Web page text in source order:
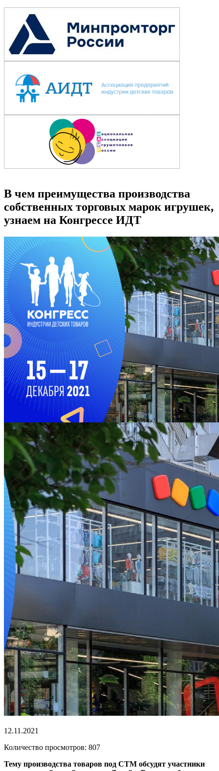
В чем преимущества производства
собственных торговых марок игрушек,
узнаем на Конгрессе ИДТ
12.11.2021
Количество просмотров: 807
Тему производства товаров под СТМ обсудят участники